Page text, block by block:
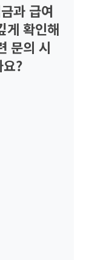
과 급여
게 확인해
문의 시
?